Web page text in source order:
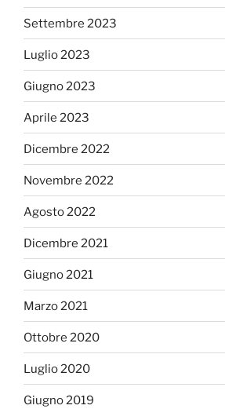
Settembre 2023
Luglio 2023
Giugno 2023
Aprile 2023
Dicembre 2022
Novembre 2022
Agosto 2022
Dicembre 2021
Giugno 2021
Marzo 2021
Ottobre 2020
Luglio 2020
Giugno 2019